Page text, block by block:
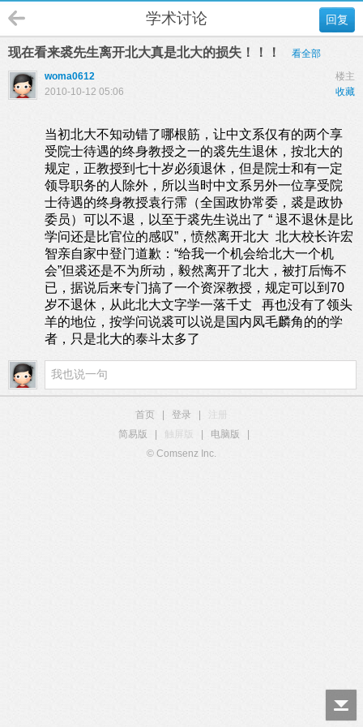
回复
学术讨论
现在看来裘先生离开北大真是北大的损失！！！
看全部
楼主
woma0612
收藏
2010-10-12 05:06
当初北大不知动错了哪根筋，让中文系仅有的两个享
受院士待遇的终身教授之一的裘先生退休，按北大的
规定，正教授到七十岁必须退休，但是院士和有一定
领导职务的人除外，所以当时中文系另外一位享受院
士待遇的终身教授袁行霈（全国政协常委，裘是政协
委员）可以不退，以至于裘先生说出了 “ 退不退休是比
学问还是比官位的感叹” ，愤然离开北大 北大校长许宏
智亲自家中登门道歉： “给我一个机会给北大一个机
会”但裘还是不为所动，毅然离开了北大，被打后悔不
已，据说后来专门搞了一个资深教授，规定可以到 70
岁不退休，从此北大文字学一落千丈
再也没有了领头
羊的地位，按学问说裘可以说是国内凤毛麟角的的学
者，只是北大的泰斗太多了
首页 登录
简易版
触屏版 电脑版
© Comsenz Inc.